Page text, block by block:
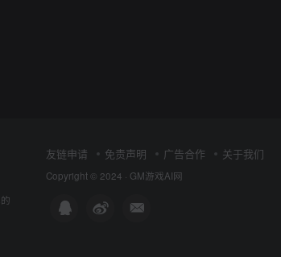
友链申请 免责声明 广告合作 关于我们
Copyright © 2024 · GM游戏AI网